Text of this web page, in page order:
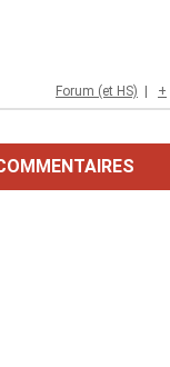
Forum (et HS) +